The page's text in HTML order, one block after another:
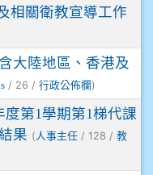
相關衛教宣導工作
大陸地區、香港及
/ 26 / 行政公佈欄 )
度第1學期第1梯代課
果 ( 人事主任 / 128 / 教